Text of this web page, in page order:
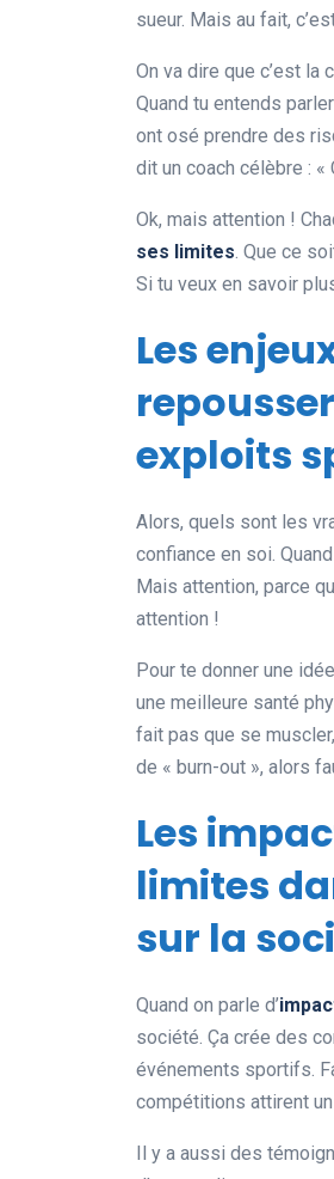
sueur. Mais au fait,
On va dire que c’est la
Quand tu entends
ont osé prendre des
dit un coach célèbre : «
Ok, mais attention !
ses limites. Que ce
Si tu veux en savoir
Les
exploits
Alors, quels sont les
confiance en soi.
Mais attention, parce
attention !
Pour te donner une
une meilleure santé
fait pas que se
de « burn-out », alors
Les
limites
sur la
Quand on parle d’
société. Ça crée des
événements sportifs.
compétitions attirent
Il y a aussi des